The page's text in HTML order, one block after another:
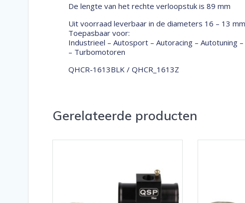
De lengte van het rechte verloopstuk is 89 mm
Uit voorraad leverbaar in de diameters 16 – 13
Toepasbaar voor:
Industrieel – Autosport – Autoracing – Autotuning
– Turbomotoren
QHCR-1613BLK / QHCR_1613Z
Gerelateerde producten